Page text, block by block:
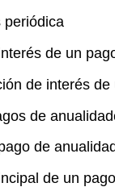
periódica
de un
de interés
de
de anualidad
de un